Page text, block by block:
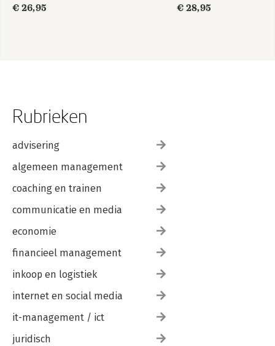
€ 26,95
€ 28,95
Rubrieken
advisering
algemeen management
coaching en trainen
communicatie en media
economie
financieel management
inkoop en logistiek
internet en social media
it-management / ict
juridisch